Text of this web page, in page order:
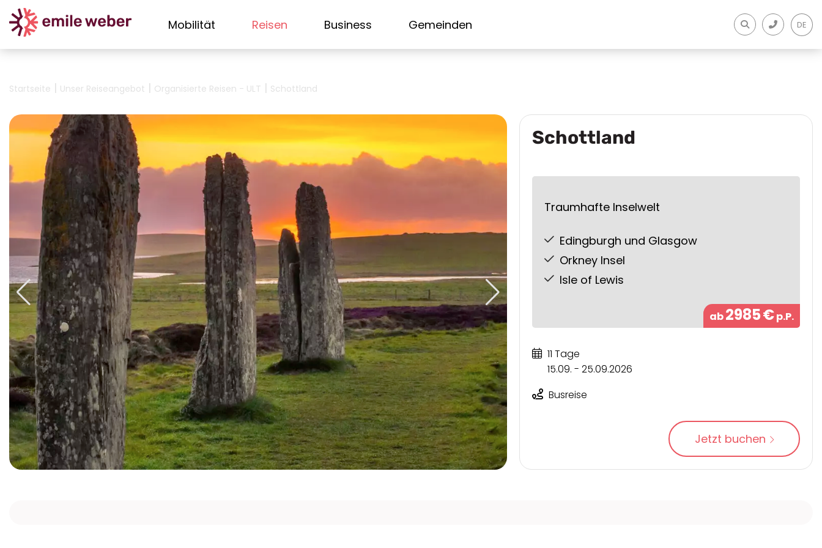
Mobilität Reisen Business Gemeinden DE
Startseite | Unser Reiseangebot | Organisierte Reisen - ULT | Schottland
Schottland
Traumhafte Inselwelt
Edingburgh und Glasgow
Orkney Insel
Isle of Lewis
ab2985€p.P.
11 Tage
15.09. - 25.09.2026
Busreise
Jetzt buchen